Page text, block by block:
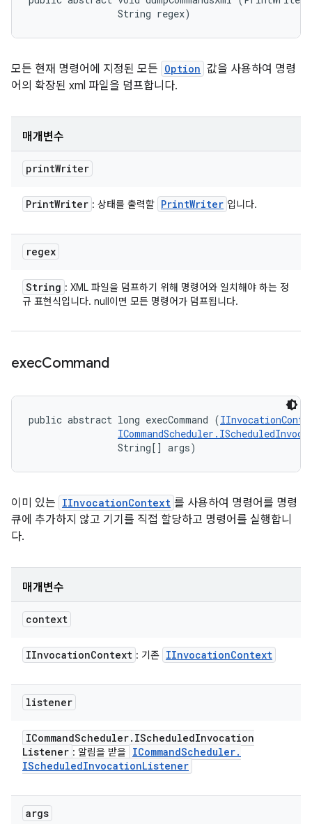
                String regex)
모든 현재 명령어에 지정된 모든 Option 값을 사용하여 명령
어의 확장된 xml 파일을 덤프합니다.
매개변수
printWriter
PrintWriter : 상태를 출력할 PrintWriter 입니다.
regex
String : XML 파일을 덤프하기 위해 명령어와 일치해야 하는 정
규 표현식입니다. null이면 모든 명령어가 덤프됩니다.
execCommand
public abstract long execCommand (
                String[] args)
이미 있는 IInvocationContext 를 사용하여 명령어를 명령
큐에 추가하지 않고 기기를 직접 할당하고 명령어를 실행합니
다.
매개변수
context
IInvocationContext : 기존 IInvocationContext
listener
ICommandScheduler. IScheduledInvocation
Listener : 알림을 받을 ICommandScheduler.
IScheduledInvocationListener
args